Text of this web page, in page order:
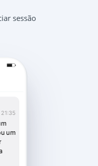
sessão
21:35
um